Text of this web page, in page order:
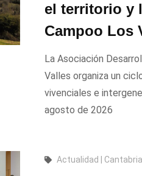
el territorio y
Campoo Los
La Asociación
Valles organiza un
vivenciales e
agosto de 2026
Actualidad | Cantabria